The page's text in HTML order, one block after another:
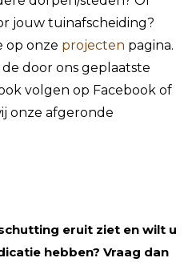
jouw tuinafscheiding?
op onze projecten pagina.
door ons geplaatste
volgen op Facebook of
onze afgeronde
eruit ziet en wilt u
hebben? Vraag dan